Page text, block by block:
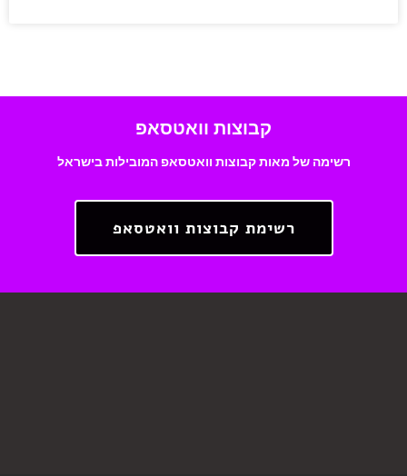
קבוצות וואטסאפ
רשימה של מאות קבוצות וואטסאפ המובילות בישראל
רשימת קבוצות וואטסאפ